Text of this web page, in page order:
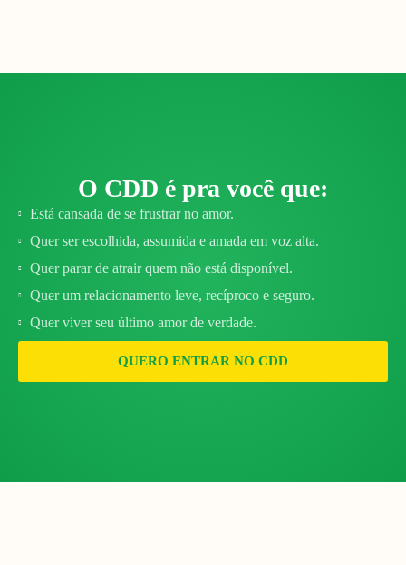
O CDD é pra você que:
Está cansada de se frustrar no amor.
Quer ser escolhida, assumida e amada em voz alta.
Quer parar de atrair quem não está disponível.
Quer um relacionamento leve, recíproco e seguro.
Quer viver seu último amor de verdade.
QUERO ENTRAR NO CDD